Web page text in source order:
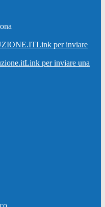
Link per inviare
Link per inviare una